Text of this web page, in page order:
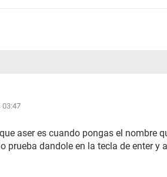
03:47
aser es cuando pongas el nombre
prueba dandole en la tecla de enter y